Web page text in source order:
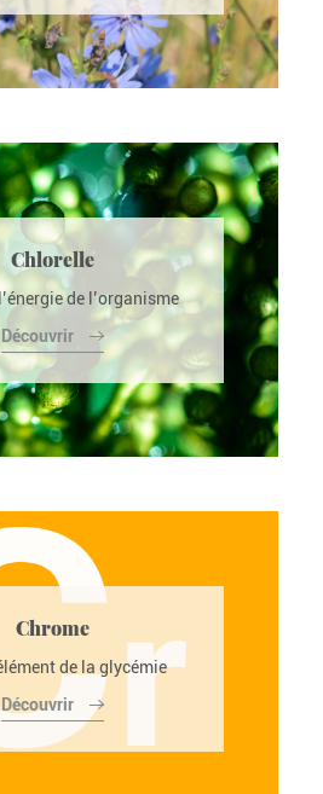
Chlorelle
de l’organisme
Découvrir
Chrome
de la glycémie
Découvrir